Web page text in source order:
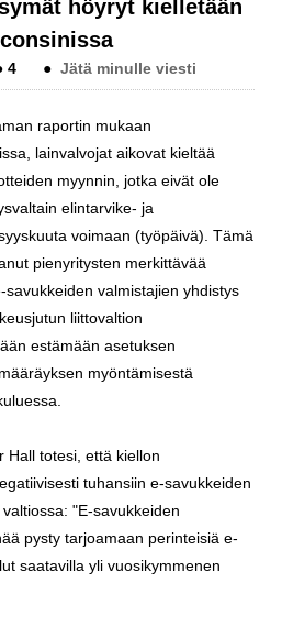
höyryt kielletään
4 ● Jätä minulle viesti
raportin mukaan
lainvalvojat aikovat kieltää
myynnin, jotka eivät ole
elintarvike- ja
voimaan (työpäivä). Tämä
pienyritysten merkittävää
valmistajien yhdistys
liittovaltion
estämään asetuksen
myöntämisestä
Hall totesi, että kiellon
tuhansiin e-savukkeiden
"E-savukkeiden
pysty tarjoamaan perinteisiä e-
saatavilla yli vuosikymmenen